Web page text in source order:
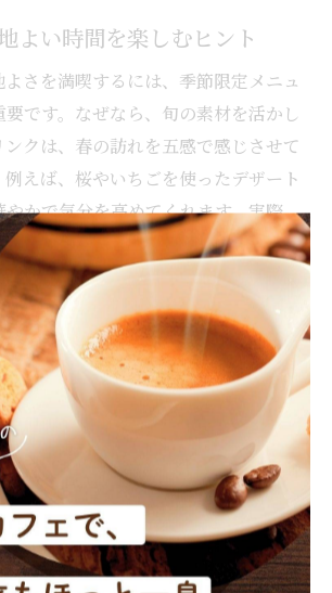
よい時間を楽しむヒント
さを満喫するには、季節限定メニュ
です。なぜなら、旬の素材を活かし
クは、春の訪れを五感で感じさせて
例えば、桜やいちごを使ったデザート
かで気分を高めてくれます。実際
に味わうことで、日常を忘れてリラ
広がります。春のカフェでは、味・
して選ぶことで、心地よさを最大限
う。
色と共に味わう贅沢なひとと
から見える花や新緑の景色を眺めな
きを過ごせます。理由は、自然の変
かに整うからです。例えば、テラス
、季節のスイーツを味わうのは特別